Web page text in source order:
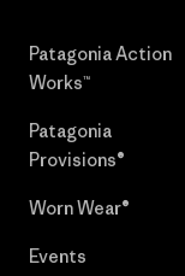
Patagonia Action
Works™
Patagonia
Provisions®
Worn Wear®
Events